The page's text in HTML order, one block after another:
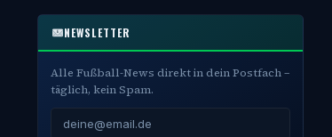
NEWSLETTER
Alle Fußball-News direkt in dein Postfach –
täglich, kein Spam.